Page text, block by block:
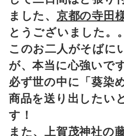
ました、 京都の寺田
とうございました。
このお二人がそばに
が、本当に心強いです
必ず世の中に「葵染
商品を送り出したい
す！
また、上賀茂神社の